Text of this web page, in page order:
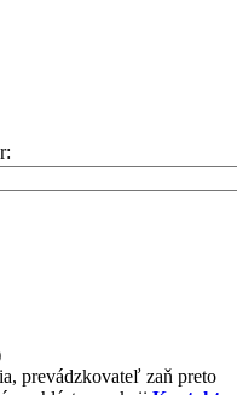
prevádzkovateľ zaň preto